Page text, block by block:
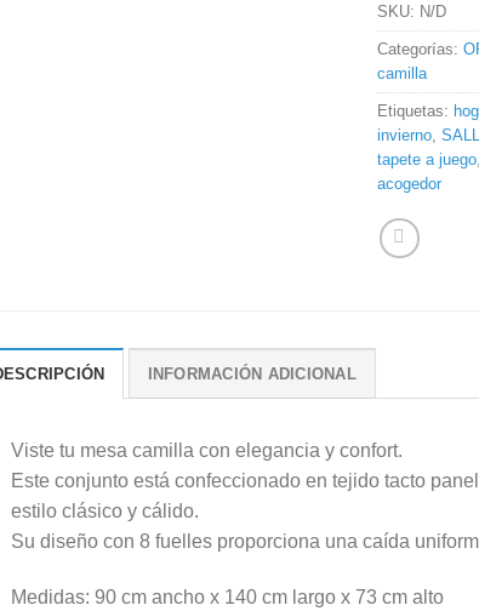
SKU: N/D
Categorías:
camilla
Etiquetas:
invierno,
tapete a juego
acogedor
INFORMACIÓN ADICIONAL
Viste tu mesa camilla con elegancia y confort.
Este conjunto está confeccionado en tejido tacto
estilo clásico y cálido.
Su diseño con 8 fuelles proporciona una caída
Medidas: 90 cm ancho x 140 cm largo x 73 cm alto